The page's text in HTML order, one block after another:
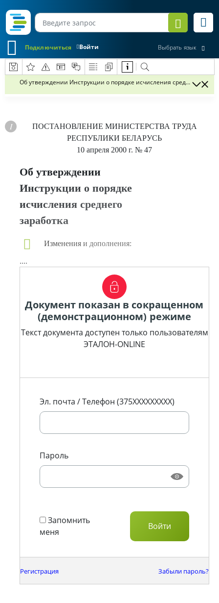
Войти
Подключиться Выбрать язык
Об утверждении Инструкции о порядке исчисления среднего
ПОСТАНОВЛЕНИЕ МИНИСТЕРСТВА ТРУДА
РЕСПУБЛИКИ БЕЛАРУСЬ
10 апреля 2000 г. № 47
Об утверждении
Инструкции о порядке
исчисления среднего
заработка
Изменения и дополнения:
....
Документ показан в сокращенном
(демонстрационном) режиме
Текст документа доступен только пользователям
ЭТАЛОН-ONLINE
Эл. почта / Телефон (375XXXXXXXXX)
Пароль
Запомнить
меня
Регистрация Забыли пароль?